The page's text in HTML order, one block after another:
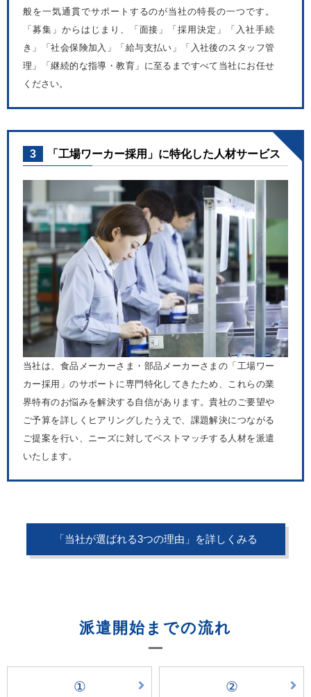
般を一気通貫でサポートするのが当社の特長の一つです。
「募集」からはじまり、「面接」「採用決定」「入社手続
き」「社会保険加入」「給与支払い」「入社後のスタッフ管
理」「継続的な指導・教育」に至るまですべて当社にお任せ
ください。
3 「工場ワーカー採用」に特化した人材サービス
当社は、食品メーカーさま・部品メーカーさまの「工場ワー
カー採用」のサポートに専門特化してきたため、これらの業
界特有のお悩みを解決する自信があります。貴社のご要望や
ご予算を詳しくヒアリングしたうえで、課題解決につながる
ご提案を行い、ニーズに対してベストマッチする人材を派遣
いたします。
「当社が選ばれる3つの理由」を詳しくみる
派遣開始までの流れ
① ②